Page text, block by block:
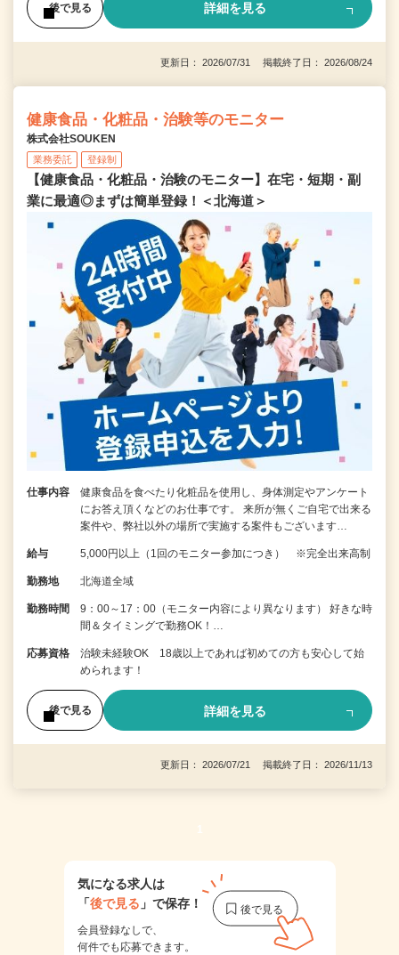
後で見る 詳細を見る
更新日： 2026/07/31 掲載終了日： 2026/08/24
健康食品・化粧品・治験等のモニター
株式会社SOUKEN
業務委託 登録制
【健康食品・化粧品・治験のモニター】在宅・短期・副
業に最適◎まずは簡単登録！＜北海道＞
仕事内容
健康食品を食べたり化粧品を使用し、身体測定やアンケート
にお答え頂くなどのお仕事です。 来所が無くご自宅で出来る
案件や、弊社以外の場所で実施する案件もございます…
給与 5,000円以上（1回のモニター参加につき） ※完全出来高制
勤務地 北海道全域
勤務時間
9：00～17：00（モニター内容により異なります） 好きな時
間＆タイミングで勤務OK！…
応募資格
治験未経験OK 18歳以上であれば初めての方も安心して始
められます！
後で見る 詳細を見る
更新日： 2026/07/21 掲載終了日： 2026/11/13
1
気になる求人は
「後で見る 」で保存！
会員登録なしで、
何件でも応募できます。